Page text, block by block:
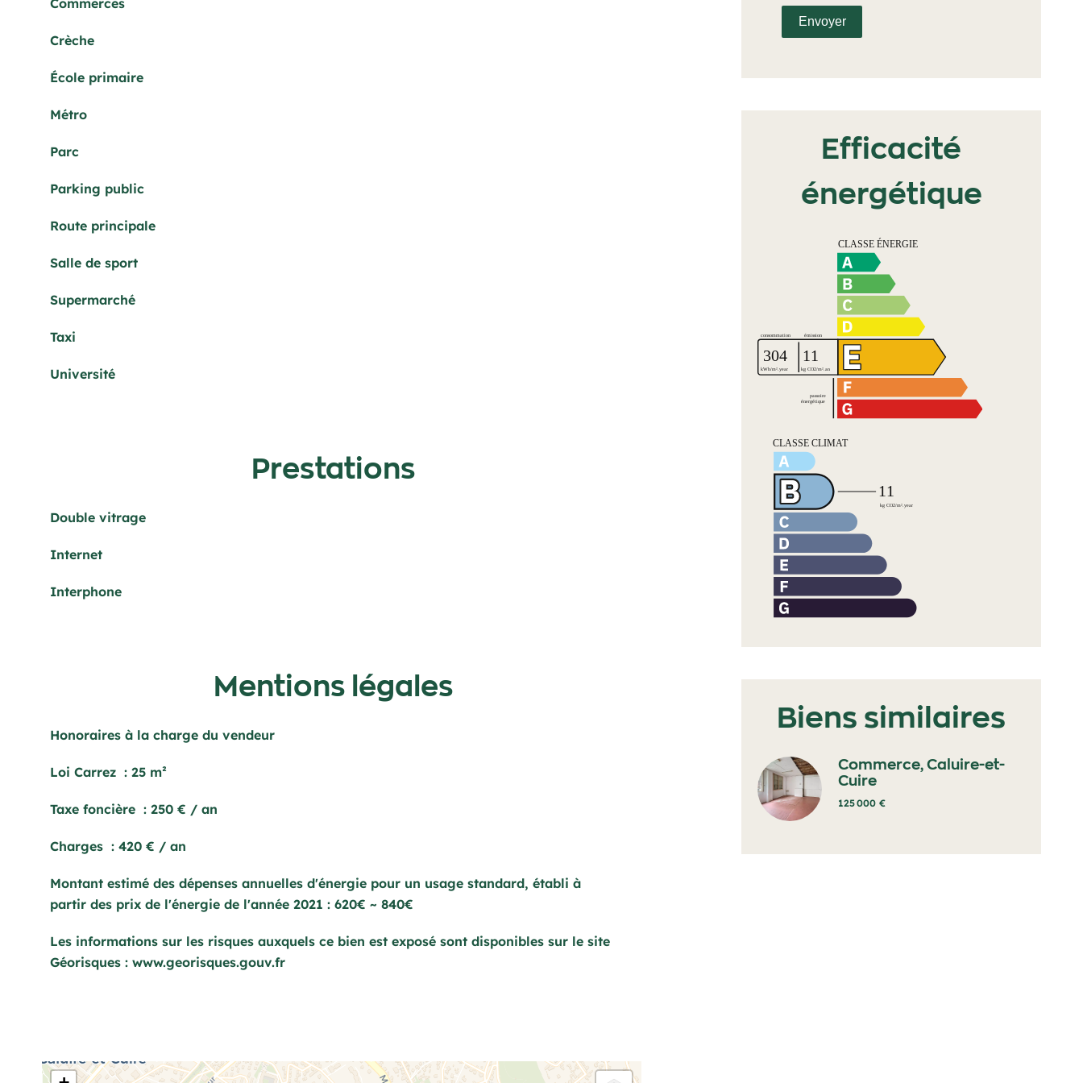
Commerces
Crèche
École primaire
Métro
Parc
Parking public
Route principale
Salle de sport
Supermarché
Taxi
Université
Prestations
Double vitrage
Internet
Interphone
Mentions légales
Honoraires à la charge du vendeur
Loi Carrez 25 m²
Taxe foncière 250 € / an
Charges 420 € / an
Montant estimé des dépenses annuelles d'énergie pour un usage standard, établi à
partir des prix de l'énergie de l'année 2021 : 620€ ~ 840€
Les informations sur les risques auxquels ce bien est exposé sont disponibles sur le site
Géorisques : www.georisques.gouv.fr
Envoyer
Efficacité
énergétique
Biens similaires
Commerce, Caluire-et-
Cuire
125 000 €